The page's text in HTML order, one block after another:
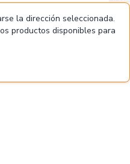
la dirección seleccionada.
productos disponibles para